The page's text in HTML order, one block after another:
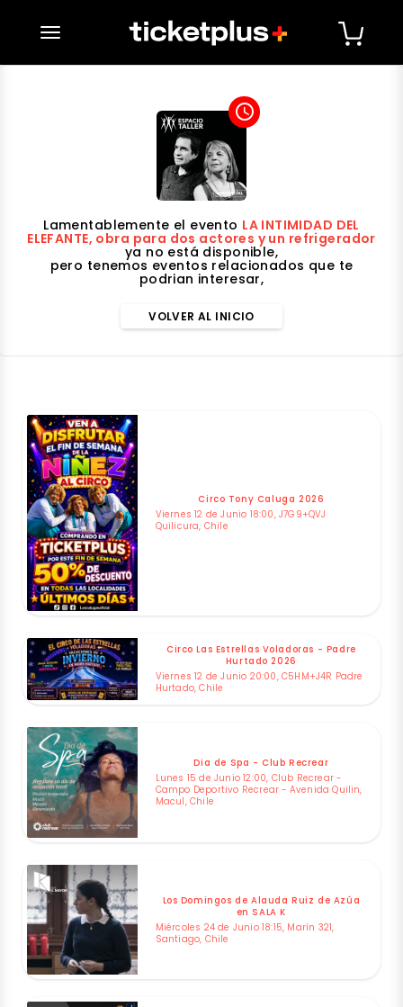
desplegar navegación
access_time
Lamentablemente el evento LA INTIMIDAD DEL
ELEFANTE, obra para dos actores y un refrigerador
ya no está disponible,
pero tenemos eventos relacionados que te
podrian interesar,
VOLVER AL INICIO
Circo Tony Caluga 2026
Viernes 12 de Junio 18:00, J7G9+QVJ
Quilicura, Chile
Circo Las Estrellas Voladoras - Padre
Hurtado 2026
Viernes 12 de Junio 20:00, C5HM+J4R Padre
Hurtado, Chile
Dia de Spa - Club Recrear
Lunes 15 de Junio 12:00, Club Recrear -
Campo Deportivo Recrear - Avenida Quilin,
Macul, Chile
Los Domingos de Alauda Ruiz de Azúa
en SALA K
Miércoles 24 de Junio 18:15, Marín 321,
Santiago, Chile